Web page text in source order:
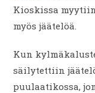
Kioskissa
myös jäätelöä.
Kun
säilytettiin
puulaatikossa,